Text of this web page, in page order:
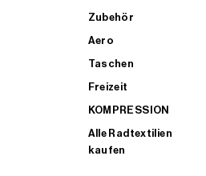
Zubehör
Aero
Taschen
Freizeit
KOMPRESSION
Alle Radtextilien
kaufen